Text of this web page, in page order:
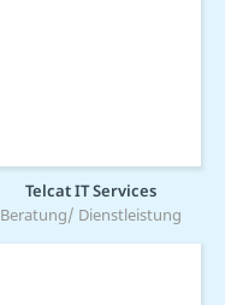
Telcat IT Services
Beratung/ Dienstleistung